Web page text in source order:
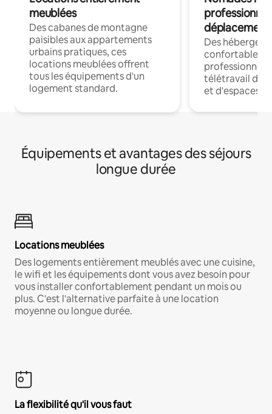
meublées
Des cabanes de montagne
paisibles aux appartements
urbains pratiques, ces
locations meublées offrent
tous les équipements d'un
logement standard.
déplacement
Des
confortables
professionnels
télétravail
et d'espaces
Équipements et avantages des séjours
longue durée
Locations meublées
Des logements entièrement meublés avec une cuisine,
le wifi et les équipements dont vous avez besoin pour
vous installer confortablement pendant un mois ou
plus. C'est l'alternative parfaite à une location
moyenne ou longue durée.
La flexibilité qu'il vous faut